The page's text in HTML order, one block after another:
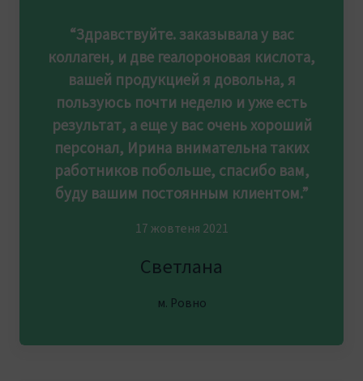
“Здравствуйте. заказывала у вас
коллаген, и две геалороновая кислота,
вашей продукцией я довольна, я
пользуюсь почти неделю и уже есть
результат, а еще у вас очень хороший
персонал, Ирина внимательна таких
работников побольше, спасибо вам,
буду вашим постоянным клиентом.”
17 жовтеня 2021
Светлана
м. Ровно